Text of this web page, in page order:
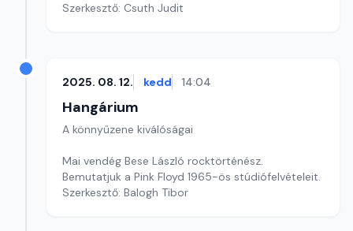
Szerkesztő: Csuth Judit
2025. 08. 12. kedd 14:04
Hangárium
A könnyűzene kiválóságai
Mai vendég Bese László rocktörténész.
Bemutatjuk a Pink Floyd 1965-ös stúdiófelvételeit.
Szerkesztő: Balogh Tibor